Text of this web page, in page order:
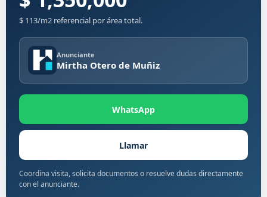
$ 113/m2 referencial por área total.
Anunciante
Mirtha Otero de Muñiz
WhatsApp
Llamar
Coordina visita, solicita documentos o resuelve dudas directamente
con el anunciante.